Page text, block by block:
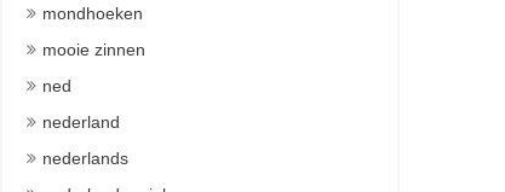
mondhoeken
mooie zinnen
ned
nederland
nederlands